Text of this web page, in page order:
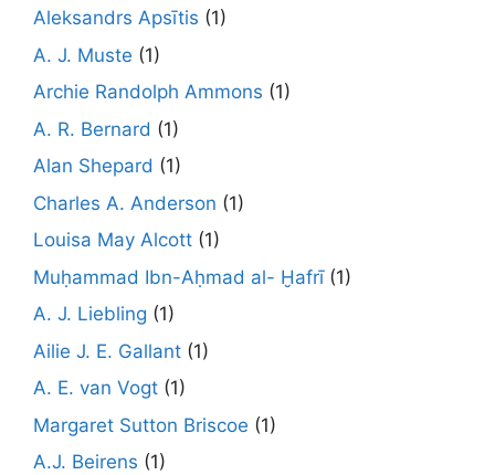
Aleksandrs Apsītis (1)
A. J. Muste (1)
Archie Randolph Ammons (1)
A. R. Bernard (1)
Alan Shepard (1)
Charles A. Anderson (1)
Louisa May Alcott (1)
Muḥammad Ibn-Aḥmad al- Ḫafrī(1)
A. J. Liebling (1)
Ailie J. E. Gallant (1)
A. E. van Vogt (1)
Margaret Sutton Briscoe (1)
A.J. Beirens (1)